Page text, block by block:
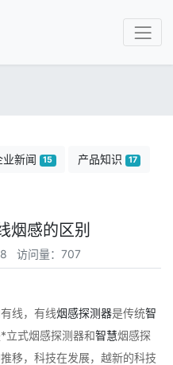
业新闻 15 产品知识 17
烟感的区别
访问量：707
线，有线烟感探测器是传统智
立式烟感探测器和智慧烟感探
移，科技在发展，越新的科技